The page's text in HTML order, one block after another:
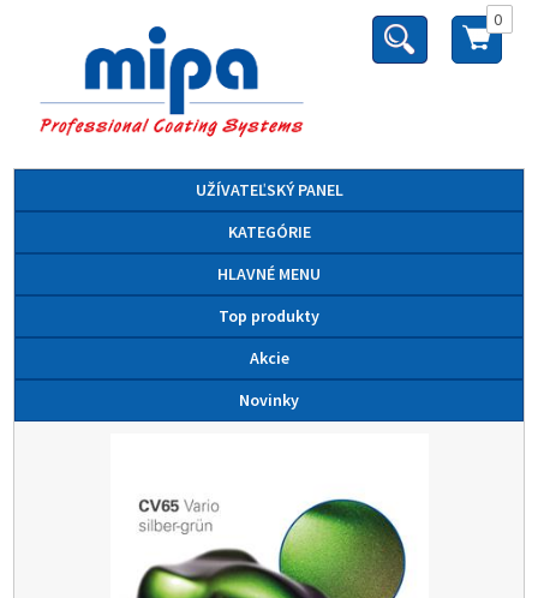
0
UŽÍVATEĽSKÝ PANEL
KATEGÓRIE
HLAVNÉ MENU
Top produkty
Akcie
Novinky